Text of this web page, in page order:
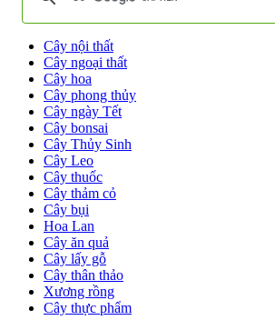
Cây nội thất
Cây ngoại thất
Cây hoa
Cây phong thủy
Cây ngày Tết
Cây bonsai
Cây Thủy Sinh
Cây Leo
Cây thuốc
Cây thảm cỏ
Cây bụi
Hoa Lan
Cây ăn quả
Cây lấy gỗ
Cây thân thảo
Xương rồng
Cây thực phẩm